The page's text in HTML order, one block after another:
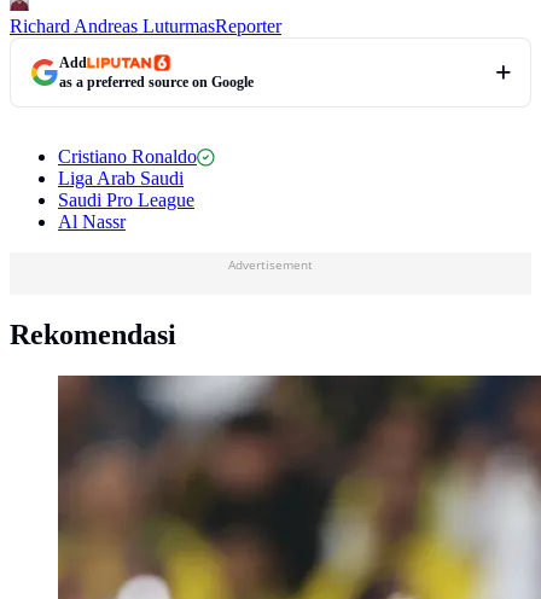
Richard Andreas LuturmasReporter
Add
as a preferred source on Google
Cristiano Ronaldo
Liga Arab Saudi
Saudi Pro League
Al Nassr
Advertisement
Rekomendasi